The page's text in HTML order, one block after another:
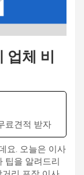
체 비
료견적 받자
요. 오늘은 이사
팁을 알려드리